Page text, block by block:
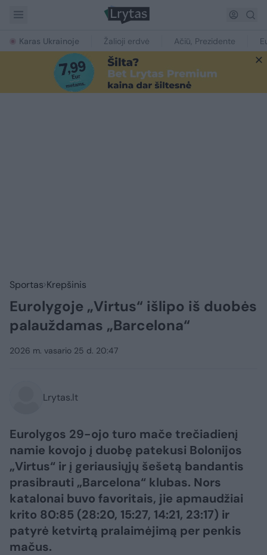
Karas Ukrainoje Žalioji erdvė Ačiū, Prezidente
Sportas Krepšinis
Eurolygoje „Virtus“ išlipo iš duobės
palauždamas „Barcelona“
2026 m. vasario 25 d. 20:47
Lrytas.lt
Eurolygos 29-ojo turo mače trečiadienį
namie kovojo į duobę patekusi Bolonijos
„Virtus“ ir į geriausiųjų šešetą bandantis
prasibrauti „Barcelona“ klubas. Nors
katalonai buvo favoritais, jie apmaudžiai
krito 80:85 (28:20, 15:27, 14:21, 23:17) ir
patyrė ketvirtą pralaimėjimą per penkis
mačus.